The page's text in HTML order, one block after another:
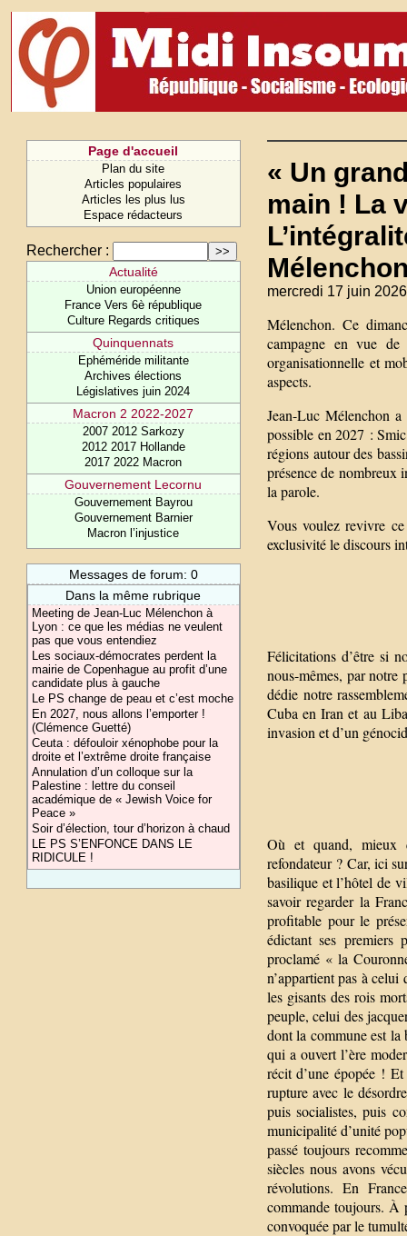
Page d'accueil
Plan du site
Articles populaires
Articles les plus lus
Espace rédacteurs
Rechercher :
Actualité
Union européenne
France Vers 6è république
Culture Regards critiques
Quinquennats
Ephéméride militante
Archives élections
Législatives juin 2024
Macron 2 2022-2027
2007 2012 Sarkozy
2012 2017 Hollande
2017 2022 Macron
Gouvernement Lecornu
Gouvernement Bayrou
Gouvernement Barnier
Macron l’injustice
Messages de forum: 0
Dans la même rubrique
Meeting de Jean-Luc Mélenchon à
Lyon : ce que les médias ne veulent
pas que vous entendiez
Les sociaux-démocrates perdent la
mairie de Copenhague au profit d’une
candidate plus à gauche
Le PS change de peau et c’est moche
En 2027, nous allons l’emporter !
(Clémence Guetté)
Ceuta : défouloir xénophobe pour la
droite et l’extrême droite française
Annulation d’un colloque sur la
Palestine : lettre du conseil
académique de « Jewish Voice for
Peace »
Soir d’élection, tour d’horizon à chaud
LE PS S’ENFONCE DANS LE
RIDICULE !
« Un
main ! La
mercredi 17 juin
Mélenchon. Ce
campagne en vue
organisationnelle et
aspects.
Jean-Luc Mélenchon
possible en 2027 :
régions autour des
présence de
la parole.
Vous voulez revivre
exclusivité le discours
Félicitations d’être si
nous-mêmes, par notre
dédie notre
Cuba en Iran et au
invasion et d’un
Où et quand, mieux
refondateur ? Car, ici
basilique et l’hôtel de
savoir regarder la
profitable pour le
édictant ses premiers
proclamé « la
n’appartient pas à
les gisants des rois
peuple, celui des
dont la commune est
qui a ouvert l’ère
récit d’une épopée !
rupture avec le
puis socialistes, puis
municipalité d’unité
passé toujours
siècles nous avons
révolutions. En
commande toujours. À
convoquée par le